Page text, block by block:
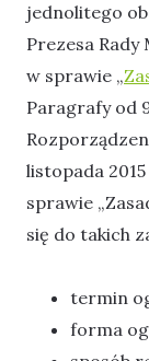
jednolitego
Prezesa
w sprawie „
Paragrafy od
listopada
sprawie
się do takich
termin
forma